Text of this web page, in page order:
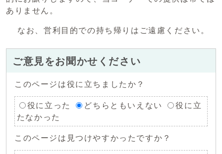
ありません。
なお、営利目的での持ち帰りはご遠慮ください。
ご意見をお聞かせください
このページは役に立ちましたか？
役に立った どちらともいえない
役に立
たなかった
このページは見つけやすかったですか？